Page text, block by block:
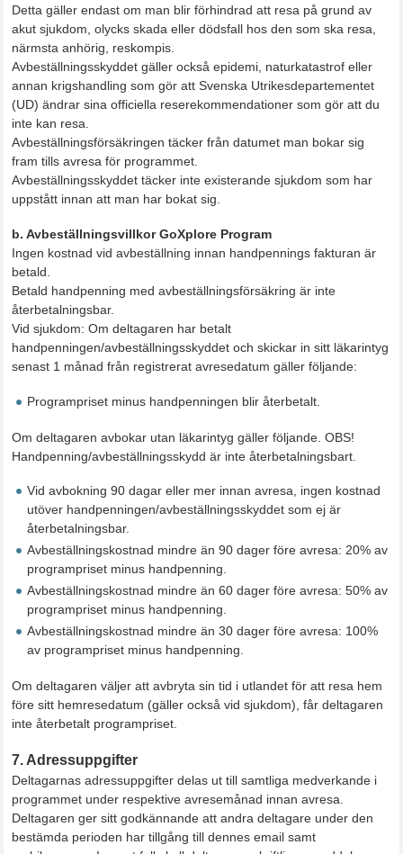
Detta gäller endast om man blir förhindrad att resa på grund av
akut sjukdom, olycks skada eller dödsfall hos den som ska resa,
närmsta anhörig, reskompis.
Avbeställningsskyddet gäller också epidemi, naturkatastrof eller
annan krigshandling som gör att Svenska Utrikesdepartementet
(UD) ändrar sina officiella reserekommendationer som gör att du
inte kan resa.
Avbeställningsförsäkringen täcker från datumet man bokar sig
fram tills avresa för programmet.
Avbeställningsskyddet täcker inte existerande sjukdom som har
uppstått innan att man har bokat sig.
b. Avbeställningsvillkor GoXplore Program
Ingen kostnad vid avbeställning innan handpennings fakturan är
betald.
Betald handpenning med avbeställningsförsäkring är inte
återbetalningsbar.
Vid sjukdom: Om deltagaren har betalt
handpenningen/avbeställningsskyddet och skickar in sitt läkarintyg
senast 1 månad från registrerat avresedatum gäller följande:
Programpriset minus handpenningen blir återbetalt.
Om deltagaren avbokar utan läkarintyg gäller följande. OBS!
Handpenning/avbeställningsskydd är inte återbetalningsbart.
Vid avbokning 90 dagar eller mer innan avresa, ingen kostnad
utöver handpenningen/avbeställningsskyddet som ej är
återbetalningsbar.
Avbeställningskostnad mindre än 90 dager före avresa: 20% av
programpriset minus handpenning.
Avbeställningskostnad mindre än 60 dager före avresa: 50% av
programpriset minus handpenning.
Avbeställningskostnad mindre än 30 dager före avresa: 100%
av programpriset minus handpenning.
Om deltagaren väljer att avbryta sin tid i utlandet för att resa hem
före sitt hemresedatum (gäller också vid sjukdom), får deltagaren
inte återbetalt programpriset.
7. Adressuppgifter
Deltagarnas adressuppgifter delas ut till samtliga medverkande i
programmet under respektive avresemånad innan avresa.
Deltagaren ger sitt godkännande att andra deltagare under den
bestämda perioden har tillgång till dennes email samt